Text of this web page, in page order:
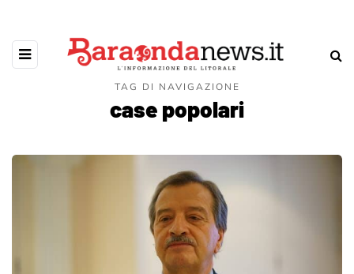
TAG DI NAVIGAZIONE
case popolari